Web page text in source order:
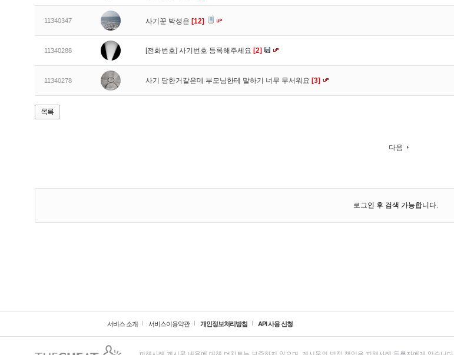
11340347 사기꾼 박성은 [12]
11340288 [전화번호] 사기번호 등록해주세요 [2]
11340278 사기 당한거같은데 부모님한테 말하기 너무 무서워요 [3]
다음
로그인 후 검색 가능합니다.
서비스 소개 서비스이용약관 개인정보처리방침 API 사용 신청